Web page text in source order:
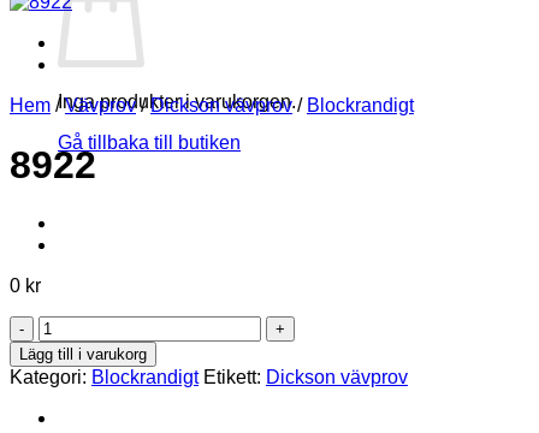
Inga produkter i varukorgen.
Gå tillbaka till butiken
Hem / Vävprov / Dickson vävprov / Blockrandigt
8922
0 kr
8922
mängd
Lägg till i varukorg
Kategori: Blockrandigt Etikett: Dickson vävprov